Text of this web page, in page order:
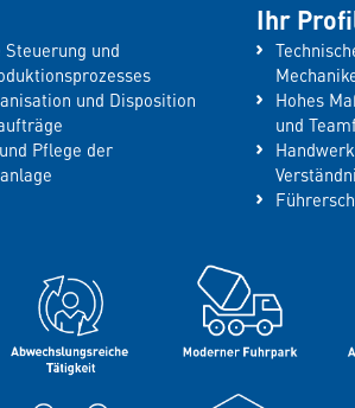
und
und Disposition
Pflege der
Ihr
Hohes
und